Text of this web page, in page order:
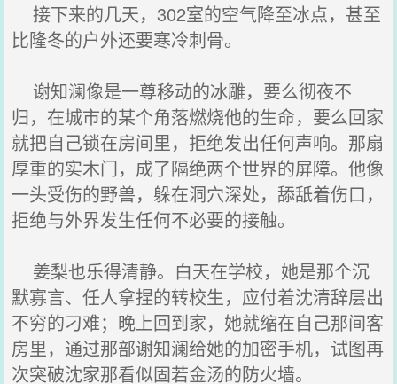
接下来的几天，302室的空气降至冰点，甚至
比隆冬的户外还要寒冷刺骨。
谢知澜像是一尊移动的冰雕，要么彻夜不
归，在城市的某个角落燃烧他的生命，要么回家
就把自己锁在房间里，拒绝发出任何声响。那扇
厚重的实木门，成了隔绝两个世界的屏障。他像
一头受伤的野兽，躲在洞穴深处，舔舐着伤口，
拒绝与外界发生任何不必要的接触。
姜梨也乐得清静。白天在学校，她是那个沉
默寡言、任人拿捏的转校生，应付着沈清辞层出
不穷的刁难；晚上回到家，她就缩在自己那间客
房里，通过那部谢知澜给她的加密手机，试图再
次突破沈家那看似固若金汤的防火墙。